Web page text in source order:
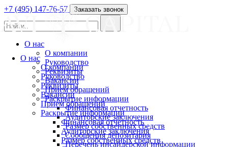
О нас
О компании
Руководство
Реквизиты
Вакансии
Прием обращений
Раскрытие информации
Финансовая отчетность
Аудиторские заключения
Размер собственных средств
+7 (495) 147-76-57 Заказать звонок
О нас
О компании
Руководство
Реквизиты
Вакансии
Прием обращений
Раскрытие информации
Финансовая отчетность
Аудиторские заключения
Размер собственных средств
Сообщения депозитария
Перечень инсайдерской информации